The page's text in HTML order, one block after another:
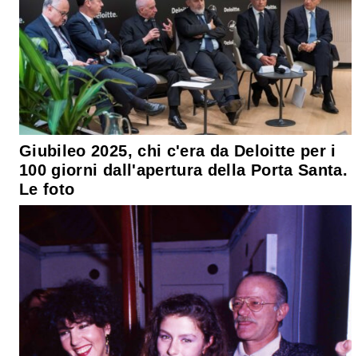
Giubileo 2025, chi c'era da Deloitte per i
100 giorni dall'apertura della Porta Santa.
Le foto